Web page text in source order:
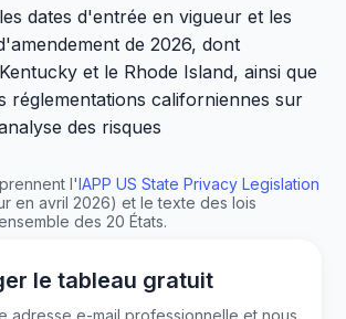
dates d'entrée en vigueur et les
de 2026, dont
et le Rhode Island, ainsi que
réglementations californiennes sur
des risques
l'IAPP US State Privacy Legislation
en avril 2026) et le texte des lois
des 20 États.
le tableau gratuit
adresse e-mail professionnelle et nous